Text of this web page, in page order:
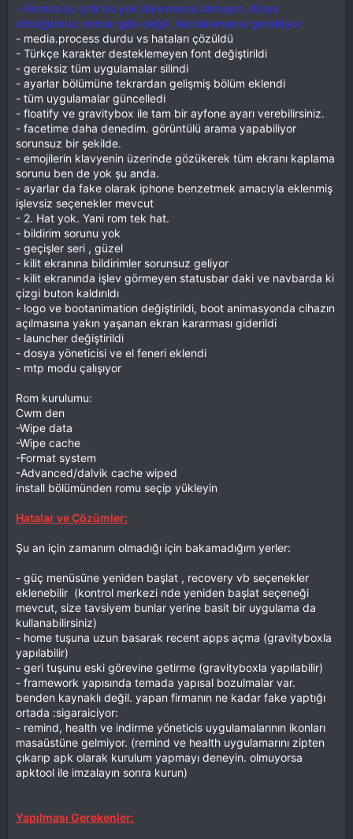
- Romda şu yok bu yok diye mesaj atmayın. Alışık
olduğumuz romlar gibi değil. Kurcalamanız gerekiyor.
- media.process durdu vs hataları çözüldü
- Türkçe karakter desteklemeyen font değiştirildi
- gereksiz tüm uygulamalar silindi
- ayarlar bölümüne tekrardan gelişmiş bölüm eklendi
- tüm uygulamalar güncelledi
- floatify ve gravitybox ile tam bir ayfone ayarı verebilirsiniz.
- facetime daha denedim. görüntülü arama yapabiliyor
sorunsuz bir şekilde.
- emojilerin klavyenin üzerinde gözükerek tüm ekranı kaplama
sorunu ben de yok şu anda.
- ayarlar da fake olarak iphone benzetmek amacıyla eklenmiş
işlevsiz seçenekler mevcut
- 2. Hat yok. Yani rom tek hat.
- bildirim sorunu yok
- geçişler seri , güzel
- kilit ekranına bildirimler sorunsuz geliyor
- kilit ekranında işlev görmeyen statusbar daki ve navbarda ki
çizgi buton kaldırıldı
- logo ve bootanimation değiştirildi, boot animasyonda cihazın
açılmasına yakın yaşanan ekran kararması giderildi
- launcher değiştirildi
- dosya yöneticisi ve el feneri eklendi
- mtp modu çalışıyor
Rom kurulumu:
Cwm den
-Wipe data
-Wipe cache
-Format system
-Advanced/dalvik cache wiped
install bölümünden romu seçip yükleyin
Hatalar ve Çözümler:
Şu an için zamanım olmadığı için bakamadığım yerler:
- güç menüsüne yeniden başlat , recovery vb seçenekler
eklenebilir (kontrol merkezi nde yeniden başlat seçeneği
mevcut, size tavsiyem bunlar yerine basit bir uygulama da
kullanabilirsiniz)
- home tuşuna uzun basarak recent apps açma (gravityboxla
yapılabilir)
- geri tuşunu eski görevine getirme (gravityboxla yapılabilir)
- framework yapısında temada yapısal bozulmalar var.
benden kaynaklı değil. yapan firmanın ne kadar fake yaptığı
ortada :sigaraiciyor:
- remind, health ve indirme yöneticis uygulamalarının ikonları
masaüstüne gelmiyor. (remind ve health uygulamarını zipten
çıkarıp apk olarak kurulum yapmayı deneyin. olmuyorsa
apktool ile imzalayın sonra kurun)
Yapılması Gerekenler: